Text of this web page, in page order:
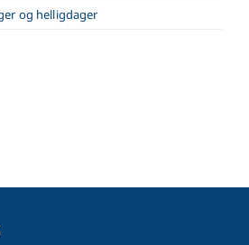
og helligdager